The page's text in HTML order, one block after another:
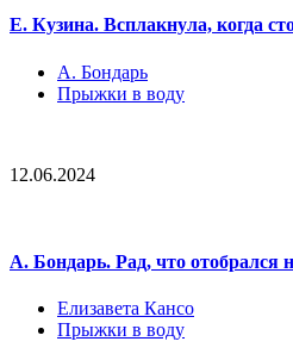
Е. Кузина. Всплакнула, когда
А. Бондарь
Прыжки в воду
12.06.2024
А. Бондарь. Рад, что
Елизавета Кансо
Прыжки в воду